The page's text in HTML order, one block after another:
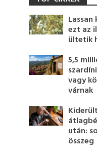
ezt az
ültetik
5,5
vagy
várnak
után:
összeg